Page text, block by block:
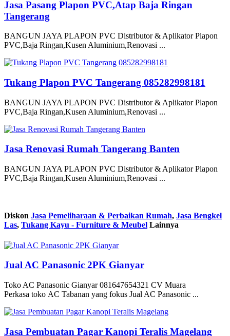
Jasa Pasang Plapon PVC,Atap Baja Ringan
Tangerang
BANGUN JAYA PLAPON PVC Distributor & Aplikator Plapon
PVC,Baja Ringan,Kusen Aluminium,Renovasi ...
Tukang Plapon PVC Tangerang 085282998181
BANGUN JAYA PLAPON PVC Distributor & Aplikator Plapon
PVC,Baja Ringan,Kusen Aluminium,Renovasi ...
Jasa Renovasi Rumah Tangerang Banten
BANGUN JAYA PLAPON PVC Distributor & Aplikator Plapon
PVC,Baja Ringan,Kusen Aluminium,Renovasi ...
Diskon Jasa Pemeliharaan & Perbaikan Rumah, Jasa Bengkel
Las, Tukang Kayu - Furniture & Meubel Lainnya
Jual AC Panasonic 2PK Gianyar
Toko AC Panasonic Gianyar 081647654321 CV Muara
Perkasa toko AC Tabanan yang fokus Jual AC Panasonic ...
Jasa Pembuatan Pagar Kanopi Teralis Magelang